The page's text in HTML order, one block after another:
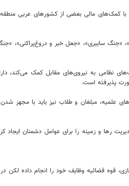
کمک‌های مالی بعضی از کشورهای عربی منطقه
«جنگ سایبری»، «جعل خبر و دروغ‌پراکنی»،
نظامی به نیروی‌های مقابل کمک می‌کند،
پذیرفته است.
علمیه، مبلغان و طلاب نیز باید با مجهز
و زمینه را برای عوامل دشمنان ایجاد
قوه قضائیه وظایف خود را انجام داده لکن